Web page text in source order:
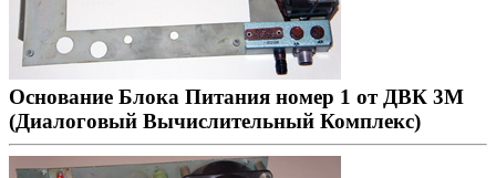
Основание Блока Питания номер 1 от ДВК 3М
(Диалоговый Вычислительный Комплекс)